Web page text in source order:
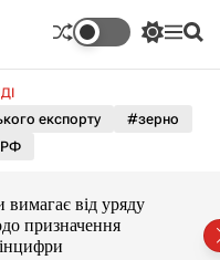
П
м
к
о
М П
експорту
#зерно
РФ
вимагає від уряду
призначення